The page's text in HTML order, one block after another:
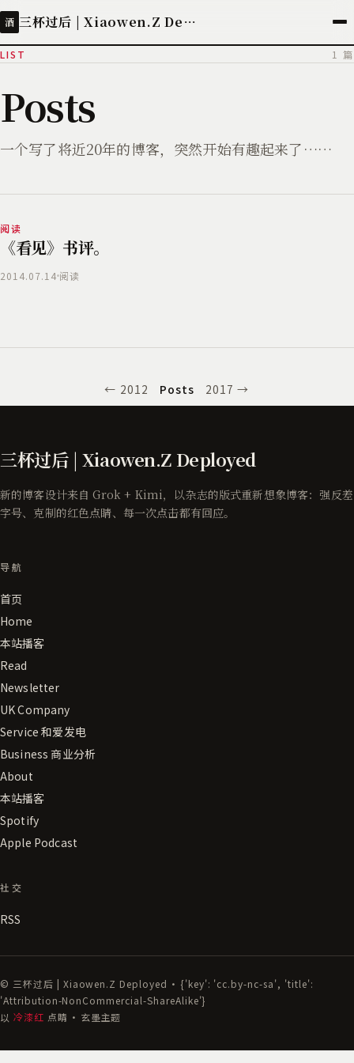
酒 三杯过后 | Xiaowen.Z Deployed
LIST 1 篇
Posts
一个写了将近20年的博客，突然开始有趣起来了……
阅读
《看见》书评。
2014.07.14 阅读
← 2012 Posts 2017 →
三杯过后 | Xiaowen.Z Deployed
新的博客设计来自 Grok + Kimi，以杂志的版式重新想象博客：强反差
字号、克制的红色点睛、每一次点击都有回应。
导航
首页
Home
本站播客
Read
Newsletter
UK Company
Service 和爱发电
Business 商业分析
About
本站播客
Spotify
Apple Podcast
社交
RSS
© 三杯过后 | Xiaowen.Z Deployed · {'key': 'cc.by-nc-sa', 'title':
'Attribution-NonCommercial-ShareAlike'}
以 冷漆红 点睛 · 玄墨主题